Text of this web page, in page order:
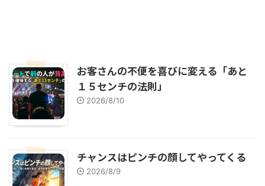
お客さんの不便を喜びに変える「あと
１５センチの法則」
2026/8/10
チャンスはピンチの顔してやってくる
2026/8/9